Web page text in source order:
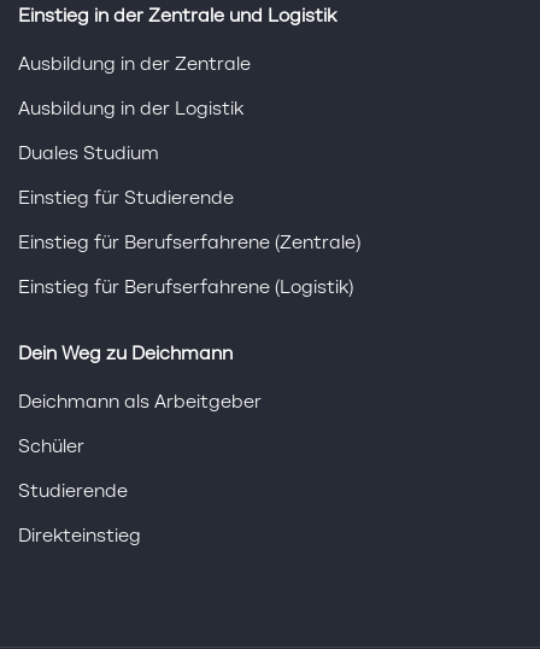
Einstieg in der Zentrale und Logistik
Ausbildung in der Zentrale
Ausbildung in der Logistik
Duales Studium
Einstieg für Studierende
Einstieg für Berufserfahrene (Zentrale)
Einstieg für Berufserfahrene (Logistik)
Dein Weg zu Deichmann
Deichmann als Arbeitgeber
Schüler
Studierende
Direkteinstieg